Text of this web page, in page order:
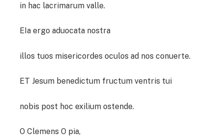
in hac lacrimarum valle.
EIa ergo aduocata nostra
illos tuos misericordes oculos ad nos conuerte.
ET Jesum benedictum fructum ventris tui
nobis post hoc exilium ostende.
O Clemens O pia,